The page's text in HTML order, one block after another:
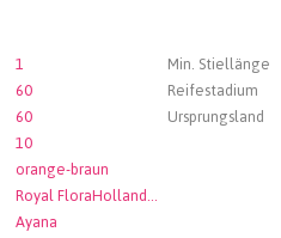
1 Min. Stiellänge
60 Reifestadium
60 Ursprungsland
10
orange-braun
Royal FloraHolland Aalsmeer
Ayana